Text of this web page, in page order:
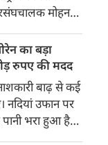
पेपर चोरी करने के
हैकिंग या
इस्तेमाल नहीं
मोहन
की पहल पर
पीस (CJP) के
अभिजीत दीपके ने
का बड़ा
रुपए की मदद
बाढ़ से कई
नदियां उफान पर
भरा हुआ है।